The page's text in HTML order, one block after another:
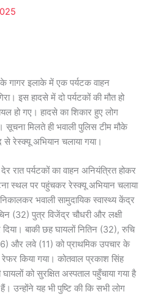
गागर इलाके में एक पर्यटक वाहन
इस हादसे में दो पर्यटकों की मौत हो
हो गए। हादसे का शिकार हुए लोग
सूचना मिलते ही भवाली पुलिस टीम मौके
से रेस्क्यू अभियान चलाया गया।
रात पर्यटकों का वाहन अनियंत्रित होकर
स्थल पर पहुंचकर रेस्क्यू अभियान चलाया
भवाली सामुदायिक स्वास्थ्य केंद्र
(32) पुत्र विजेंद्र चौधरी और लक्षी
बाकी छह घायलों नितिन (32), रुचि
और लवे (11) को प्राथमिक उपचार के
रेफर किया गया। कोतवाल प्रकाश सिंह
को सुरक्षित अस्पताल पहुँचाया गया है
यह भी पुष्टि की कि सभी लोग